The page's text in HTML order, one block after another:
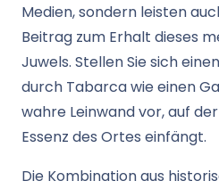
Medien, sondern leisten
Beitrag zum Erhalt dieses
Juwels. Stellen Sie sich
durch Tabarca wie einen
wahre Leinwand vor, auf
Essenz des Ortes einfängt.
Die Kombination aus